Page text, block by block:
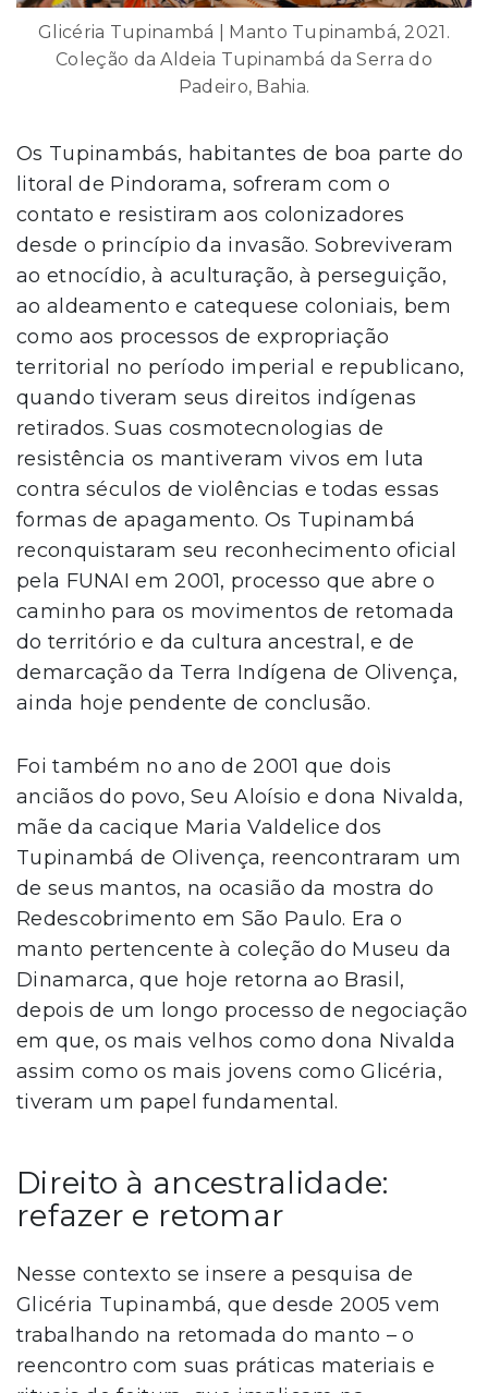
Glicéria Tupinambá | Manto Tupinambá, 2021.
Coleção da Aldeia Tupinambá da Serra do
Padeiro, Bahia.
Os Tupinambás, habitantes de boa parte do
litoral de Pindorama, sofreram com o
contato e resistiram aos colonizadores
desde o princípio da invasão. Sobreviveram
ao etnocídio, à aculturação, à perseguição,
ao aldeamento e catequese coloniais, bem
como aos processos de expropriação
territorial no período imperial e republicano,
quando tiveram seus direitos indígenas
retirados. Suas cosmotecnologias de
resistência os mantiveram vivos em luta
contra séculos de violências e todas essas
formas de apagamento. Os Tupinambá
reconquistaram seu reconhecimento oficial
pela FUNAI em 2001, processo que abre o
caminho para os movimentos de retomada
do território e da cultura ancestral, e de
demarcação da Terra Indígena de Olivença,
ainda hoje pendente de conclusão.
Foi também no ano de 2001 que dois
anciãos do povo, Seu Aloísio e dona Nivalda,
mãe da cacique Maria Valdelice dos
Tupinambá de Olivença, reencontraram um
de seus mantos, na ocasião da mostra do
Redescobrimento em São Paulo. Era o
manto pertencente à coleção do Museu da
Dinamarca, que hoje retorna ao Brasil,
depois de um longo processo de negociação
em que, os mais velhos como dona Nivalda
assim como os mais jovens como Glicéria,
tiveram um papel fundamental.
Direito à ancestralidade:
refazer e retomar
Nesse contexto se insere a pesquisa de
Glicéria Tupinambá, que desde 2005 vem
trabalhando na retomada do manto – o
reencontro com suas práticas materiais e